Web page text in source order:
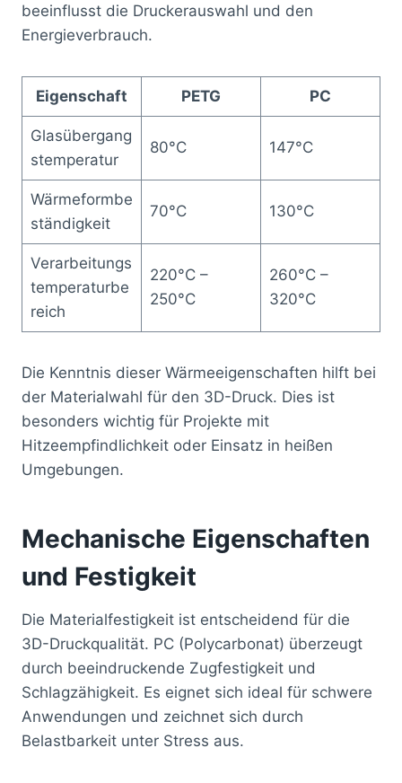
beeinflusst die Druckerauswahl und den
Energieverbrauch.
Eigenschaft PETG PC
Glasübergang
stemperatur
80°C 147°C
Wärmeformbe
ständigkeit
70°C 130°C
Verarbeitungs
temperaturbe
reich
220°C –
250°C
260°C –
320°C
Die Kenntnis dieser Wärmeeigenschaften hilft bei
der Materialwahl für den 3D-Druck. Dies ist
besonders wichtig für Projekte mit
Hitzeempfindlichkeit oder Einsatz in heißen
Umgebungen.
Mechanische Eigenschaften
und Festigkeit
Die Materialfestigkeit ist entscheidend für die
3D-Druckqualität. PC (Polycarbonat) überzeugt
durch beeindruckende Zugfestigkeit und
Schlagzähigkeit. Es eignet sich ideal für schwere
Anwendungen und zeichnet sich durch
Belastbarkeit unter Stress aus.